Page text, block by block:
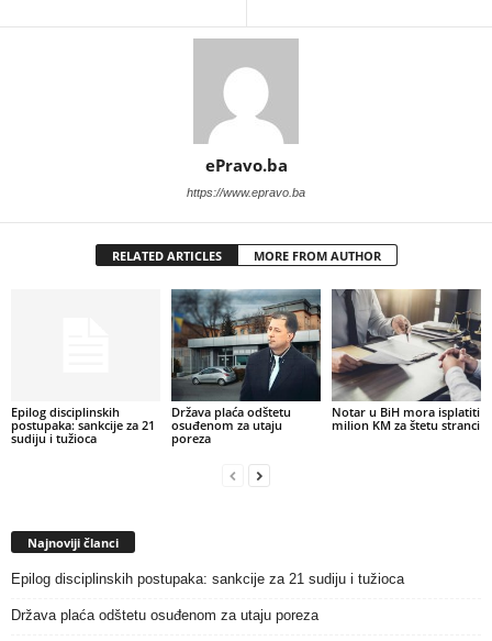
ePravo.ba
https://www.epravo.ba
RELATED ARTICLES MORE FROM AUTHOR
Epilog disciplinskih
postupaka: sankcije za 21
sudiju i tužioca
Država plaća odštetu
osuđenom za utaju
poreza
Notar u BiH mora isplatiti
milion KM za štetu stranci
Najnoviji članci
Epilog disciplinskih postupaka: sankcije za 21 sudiju i tužioca
Država plaća odštetu osuđenom za utaju poreza